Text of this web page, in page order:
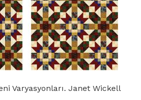
Varyasyonları. Janet Wickell